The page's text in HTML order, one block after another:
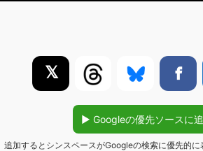
𝕏
▶︎ Googleの優先ソースに
追加するとシンスペースがGoogleの検索に優先的に